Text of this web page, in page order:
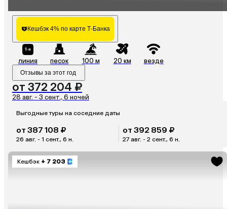
Кешбэк 4% по карте Т-Банка
линия песок 100 м 20 км везде
Отзывы за этот год
от 372 204 ₽
28 авг. - 3 сент., 6 ночей
Выгодные туры на соседние даты
от 387 108 ₽
26 авг. - 1 сент., 6 н.
от 392 859 ₽
27 авг. - 2 сент., 6 н.
Кешбэк + 7 203